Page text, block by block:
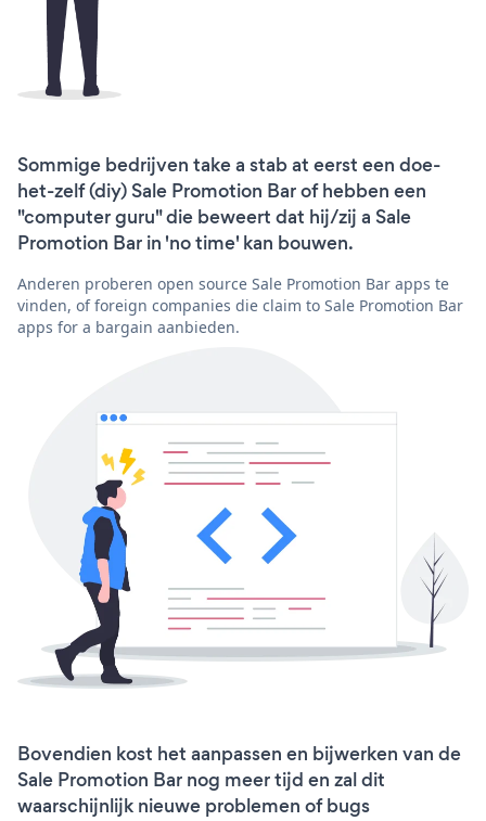
Sommige bedrijven take a stab at eerst een doe-
het-zelf (diy) Sale Promotion Bar of hebben een
"computer guru" die beweert dat hij/zij a Sale
Promotion Bar in 'no time' kan bouwen.
Anderen proberen open source Sale Promotion Bar apps te
vinden, of foreign companies die claim to Sale Promotion Bar
apps for a bargain aanbieden.
Bovendien kost het aanpassen en bijwerken van de
Sale Promotion Bar nog meer tijd en zal dit
waarschijnlijk nieuwe problemen of bugs